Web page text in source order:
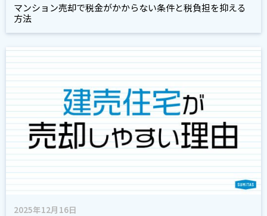
マンション売却で税金がかからない条件と税負担を抑える
方法
2025年12月16日